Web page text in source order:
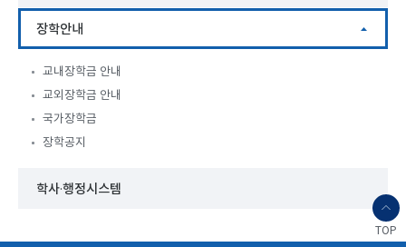
장학안내
교내장학금 안내
교외장학금 안내
국가장학금
장학공지
학사·행정시스템
TOP